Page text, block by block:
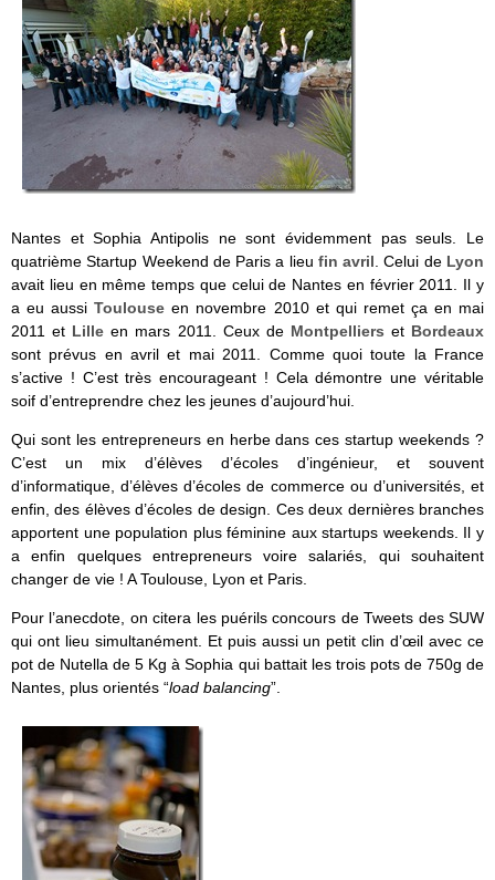
Nantes et Sophia Antipolis ne sont évidemment pas seuls. Le
quatrième Startup Weekend de Paris a lieu fin avril . Celui de Lyon
avait lieu en même temps que celui de Nantes en février 2011. Il y
a eu aussiToulouse en novembre 2010 et qui remet ça en mai
2011 et Lille en mars 2011. Ceux de Montpelliers et Bordeaux
sont prévus en avril et mai 2011. Comme quoi toute la France
s’active ! C’est très encourageant ! Cela démontre une véritable
soif d’entreprendre chez les jeunes d’aujourd’hui.
Qui sont les entrepreneurs en herbe dans ces startup weekends ?
C’est un mix d’élèves d’écoles d’ingénieur, et souvent
d’informatique, d’élèves d’écoles de commerce ou d’universités, et
enfin, des élèves d’écoles de design. Ces deux dernières branches
apportent une population plus féminine aux startups weekends. Il y
a enfin quelques entrepreneurs voire salariés, qui souhaitent
changer de vie ! A Toulouse, Lyon et Paris.
Pour l’anecdote, on citera les puérils concours de Tweets des SUW
qui ont lieu simultanément. Et puis aussi un petit clin d’œil avec ce
pot de Nutella de 5 Kg à Sophia qui battait les trois pots de 750g de
Nantes, plus orientés “load balancing”.